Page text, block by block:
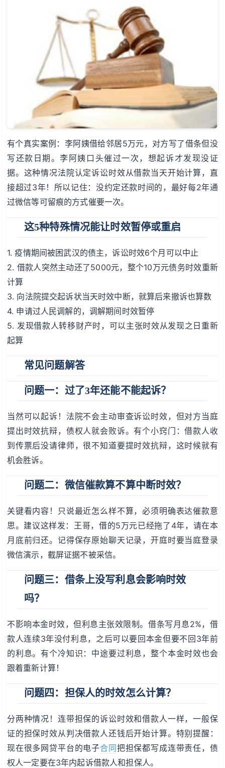
有个真实案例：李阿姨借给邻居5万元，对方写了借条但没
写还款日期。李阿姨口头催过一次，想起诉才发现没证
据。这种情况法院认定诉讼时效从借款当天开始计算，直
接超过3年！所以记住：没约定还款时间的，最好每2年通
过微信等可留痕的方式催要一次。
这5种特殊情况能让时效暂停或重启
1. 疫情期间被困武汉的债主，诉讼时效6个月可以中止
2. 借款人突然主动还了5000元，整个10万元债务时效重新
计算
3. 向法院提交起诉状当天时效中断，就算后来撤诉也算数
4. 申请过人民调解的，调解期间时效暂停
5. 发现借款人转移财产时，可以主张时效从发现之日重新
起算
常见问题解答
问题一：过了3年还能不能起诉？
当然可以起诉！法院不会主动审查诉讼时效，但对方当庭
提出时效抗辩，债权人就会败诉。有个小窍门：借款人收
到传票后没请律师，很不知道要提时效抗辩，这时候就有
机会胜诉。
问题二：微信催款算不算中断时效？
关键看内容！只说最近怎么样不算，必须明确表达催款意
思。建议这样发：王哥，借的5万元已经拖了4年，请在本
月底前归还。记得保存原始聊天记录，开庭时要当庭登录
微信演示，截屏证据不被采信。
问题三：借条上没写利息会影响时效
吗？
不影响本金时效，但利息主张效限制。借条写月息2%，借
款人连续3年没付利息，之后可以要回本金但要不回3年前
的利息。有个冷知识：中途要过利息，整个本金时效也会
跟着重新计算！
问题四：担保人的时效怎么计算？
分两种情况！连带担保的诉讼时效和借款人一样，一般保
证的担保时效从判决借款人还钱后开始计算。特别提醒：
现在很多网贷平台的电子合同把担保都写成连带责任，债
权人一定要在3年内起诉借款人和担保人。